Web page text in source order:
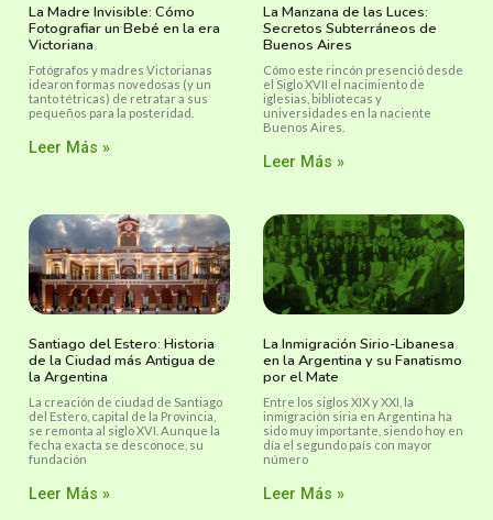
La Madre Invisible: Cómo
Fotografiar un Bebé en la era
Victoriana
Fotógrafos y madres Victorianas
idearon formas novedosas (y un
tanto tétricas) de retratar a sus
pequeños para la posteridad.
Leer Más »
La Manzana de las Luces:
Secretos Subterráneos de
Buenos Aires
Cómo este rincón presenció desde
el Siglo XVII el nacimiento de
iglesias, bibliotecas y
universidades en la naciente
Buenos Aires.
Leer Más »
Santiago del Estero: Historia
de la Ciudad más Antigua de
la Argentina
La creación de ciudad de Santiago
del Estero, capital de la Provincia,
se remonta al siglo XVI. Aunque la
fecha exacta se desconoce, su
fundación
Leer Más »
La Inmigración Sirio-Libanesa
en la Argentina y su Fanatismo
por el Mate
Entre los siglos XIX y XXI, la
inmigración siria en Argentina ha
sido muy importante, siendo hoy en
día el segundo país con mayor
número
Leer Más »